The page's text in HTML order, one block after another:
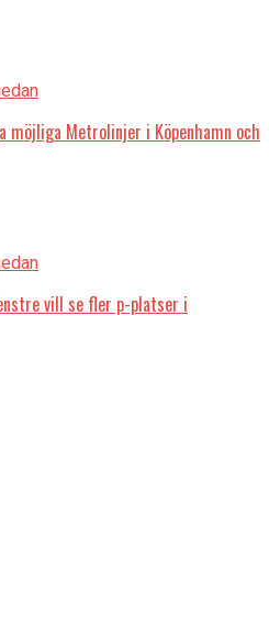
möjliga Metrolinjer i Köpenhamn och
vill se fler p-platser i